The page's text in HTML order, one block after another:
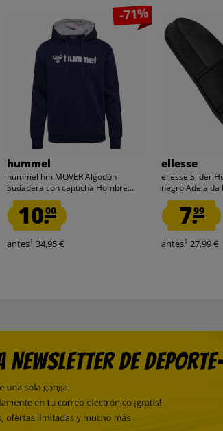
-71%
hummel
hummel hmlMOVER Algodón
Sudadera con capucha Hombre...
10.00
antes1 34,95 €
ellesse
ellesse Slider
negro Adelaida
7.99
antes1 27,99 €